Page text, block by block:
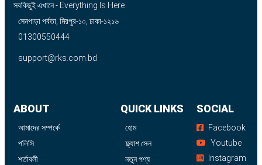
সবকিছুই এখানে - Everything Is Here
সেনপাড়া পর্বতা, মিরপুর-১০, ঢাকা-১২১৬
01300550444
support@rks.com.bd
ABOUT
আমাদের সম্পর্কে
পলিসি
শর্তাবলী
QUICK LINKS
হোম
ফ্ল্যাশ সেল
নতুন পণ্য
SOCIAL
Facebook
Youtube
Instagram